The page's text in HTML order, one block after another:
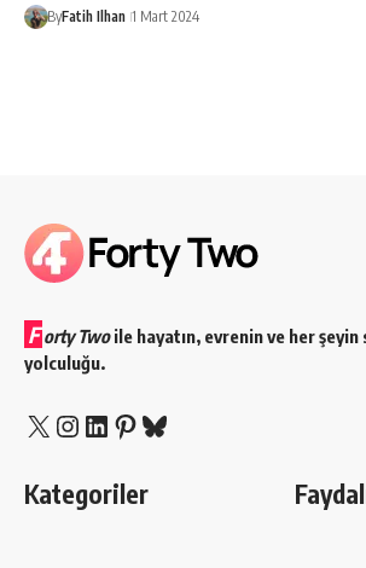
ByFatih Ilhan 1 Mart 2024
F orty Twoile hayatın, evrenin ve her şeyin
yolculuğu.
X Instagram
LinkedIn
Pinterest
Bluesky
Kategoriler